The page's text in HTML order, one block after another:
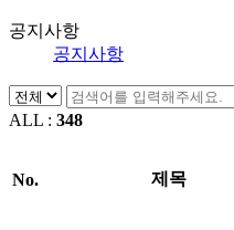
공지사항
공지사항
ALL : 348
No. 제목